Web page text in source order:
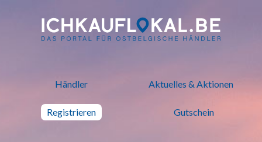
ich kauf lokal - Bei lokalen
Händler Aktuelles & Aktionen
Registrieren Gutschein